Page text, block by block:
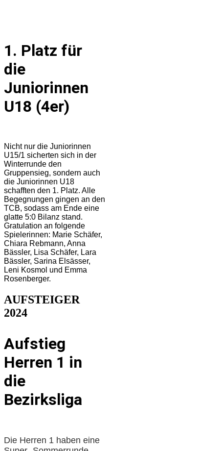
1. Platz für
die
Juniorinnen
U18 (4er)
Nicht nur die Juniorinnen
U15/1 sicherten sich in der
Winterrunde den
Gruppensieg, sondern auch
die Juniorinnen U18
schafften den 1. Platz. Alle
Begegnungen gingen an den
TCB, sodass am Ende eine
glatte 5:0 Bilanz stand.
Gratulation an folgende
Spielerinnen: Marie Schäfer,
Chiara Rebmann, Anna
Bässler, Lisa Schäfer, Lara
Bässler, Sarina Elsässer,
Leni Kosmol und Emma
Rosenberger.
AUFSTEIGER
2024
Aufstieg
Herren 1 in
die
Bezirksliga
Die Herren 1 haben eine